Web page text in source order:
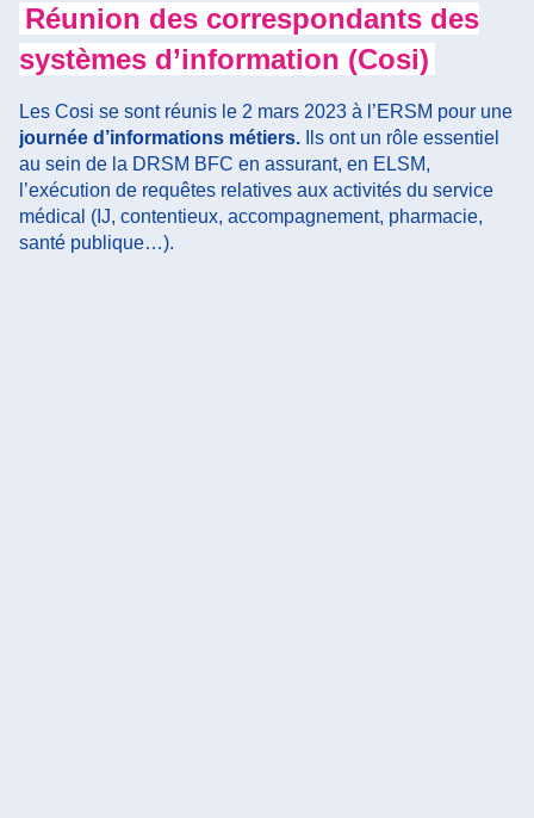
Réunion des correspondants des
systèmes d’information (Cosi)
Les Cosi se sont réunis le 2 mars 2023 à l’ERSM pour une
journée d’informations métiers. Ils ont un rôle essentiel
au sein de la DRSM BFC en assurant, en ELSM,
l’exécution de requêtes relatives aux activités du service
médical (IJ, contentieux, accompagnement, pharmacie,
santé publique…).